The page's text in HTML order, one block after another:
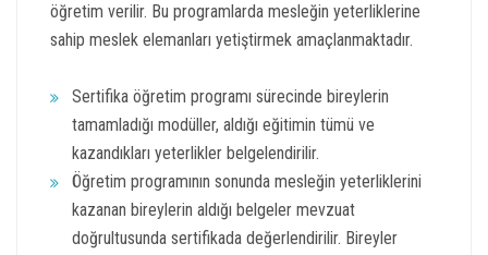
öğretim verilir. Bu programlarda mesleğin yeterliklerine
sahip meslek elemanları yetiştirmek amaçlanmaktadır.
Sertifika öğretim programı sürecinde bireylerin
tamamladığı modüller, aldığı eğitimin tümü ve
kazandıkları yeterlikler belgelendirilir.
Öğretim programının sonunda mesleğin yeterliklerini
kazanan bireylerin aldığı belgeler mevzuat
doğrultusunda sertifikada değerlendirilir. Bireyler